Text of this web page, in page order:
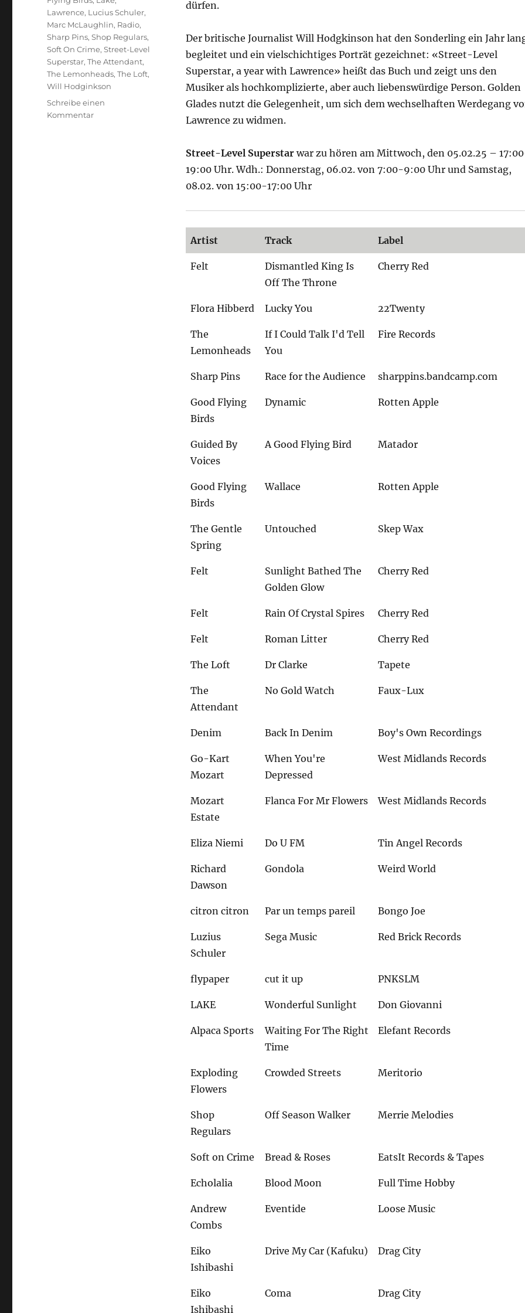
dürfen.
Der britische Journalist Will Hodgkinson hat den Sonderling ein Jahr
begleitet und ein vielschichtiges Porträt gezeichnet: «Street-Level
Superstar, a year with Lawrence» heißt das Buch und zeigt uns den
Musiker als hochkomplizierte, aber auch liebenswürdige Person. Golden
Glades nutzt die Gelegenheit, um sich dem wechselhaften Werdegang
Lawrence zu widmen.
Street-Level Superstar war zu hören am Mittwoch, den 05.02.25 –
19:00 Uhr. Wdh.: Donnerstag, 06.02. von 7:00-9:00 Uhr und Samstag,
08.02. von 15:00-17:00 Uhr
Artist Track Label
Felt
Dismantled King Is
Off The Throne
Cherry Red
Flora Hibberd Lucky You 22Twenty
The
Lemonheads
If I Could Talk I'd Tell
You
Fire Records
Sharp Pins Race for the Audience sharppins.bandcamp.com
Good Flying
Birds
Dynamic Rotten Apple
Guided By
Voices
A Good Flying Bird Matador
Good Flying
Birds
Wallace Rotten Apple
The Gentle
Spring
Untouched Skep Wax
Felt
Sunlight Bathed The
Golden Glow
Cherry Red
Felt Rain Of Crystal Spires Cherry Red
Felt Roman Litter Cherry Red
The Loft Dr Clarke Tapete
The
Attendant
No Gold Watch Faux-Lux
Denim Back In Denim Boy's Own Recordings
Go-Kart
Mozart
When You're
Depressed
West Midlands Records
Mozart
Estate
Flanca For Mr Flowers West Midlands Records
Eliza Niemi Do U FM Tin Angel Records
Richard
Dawson
Gondola Weird World
citron citron Par un temps pareil Bongo Joe
Luzius
Schuler
Sega Music Red Brick Records
flypaper cut it up PNKSLM
LAKE Wonderful Sunlight Don Giovanni
Alpaca Sports
Waiting For The Right
Time
Elefant Records
Exploding
Flowers
Crowded Streets Meritorio
Shop
Regulars
Off Season Walker Merrie Melodies
Soft on Crime Bread & Roses EatsIt Records & Tapes
Echolalia Blood Moon Full Time Hobby
Andrew
Combs
Eventide Loose Music
Eiko
Ishibashi
Drive My Car (Kafuku) Drag City
Eiko
Ishibashi
Coma Drag City
Lawrence, Lucius Schuler,
Marc McLaughlin, Radio,
Sharp Pins,Shop Regulars,
Soft On Crime,Street-Level
Superstar,The Attendant,
The Lemonheads,The Loft,
Will Hodginkson
Schreibe einen
Kommentarzu